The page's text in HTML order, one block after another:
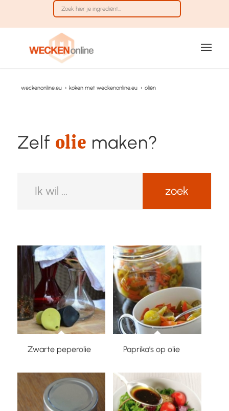
weckenonline.eu › koken met weckenonline.eu › oliën
Zelf olie maken?
Zwarte peperolie Paprika’s op olie